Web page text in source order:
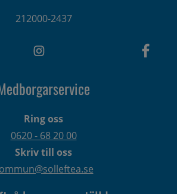
212000-2437
Ring oss
0620 - 68 20 00
Skriv till oss